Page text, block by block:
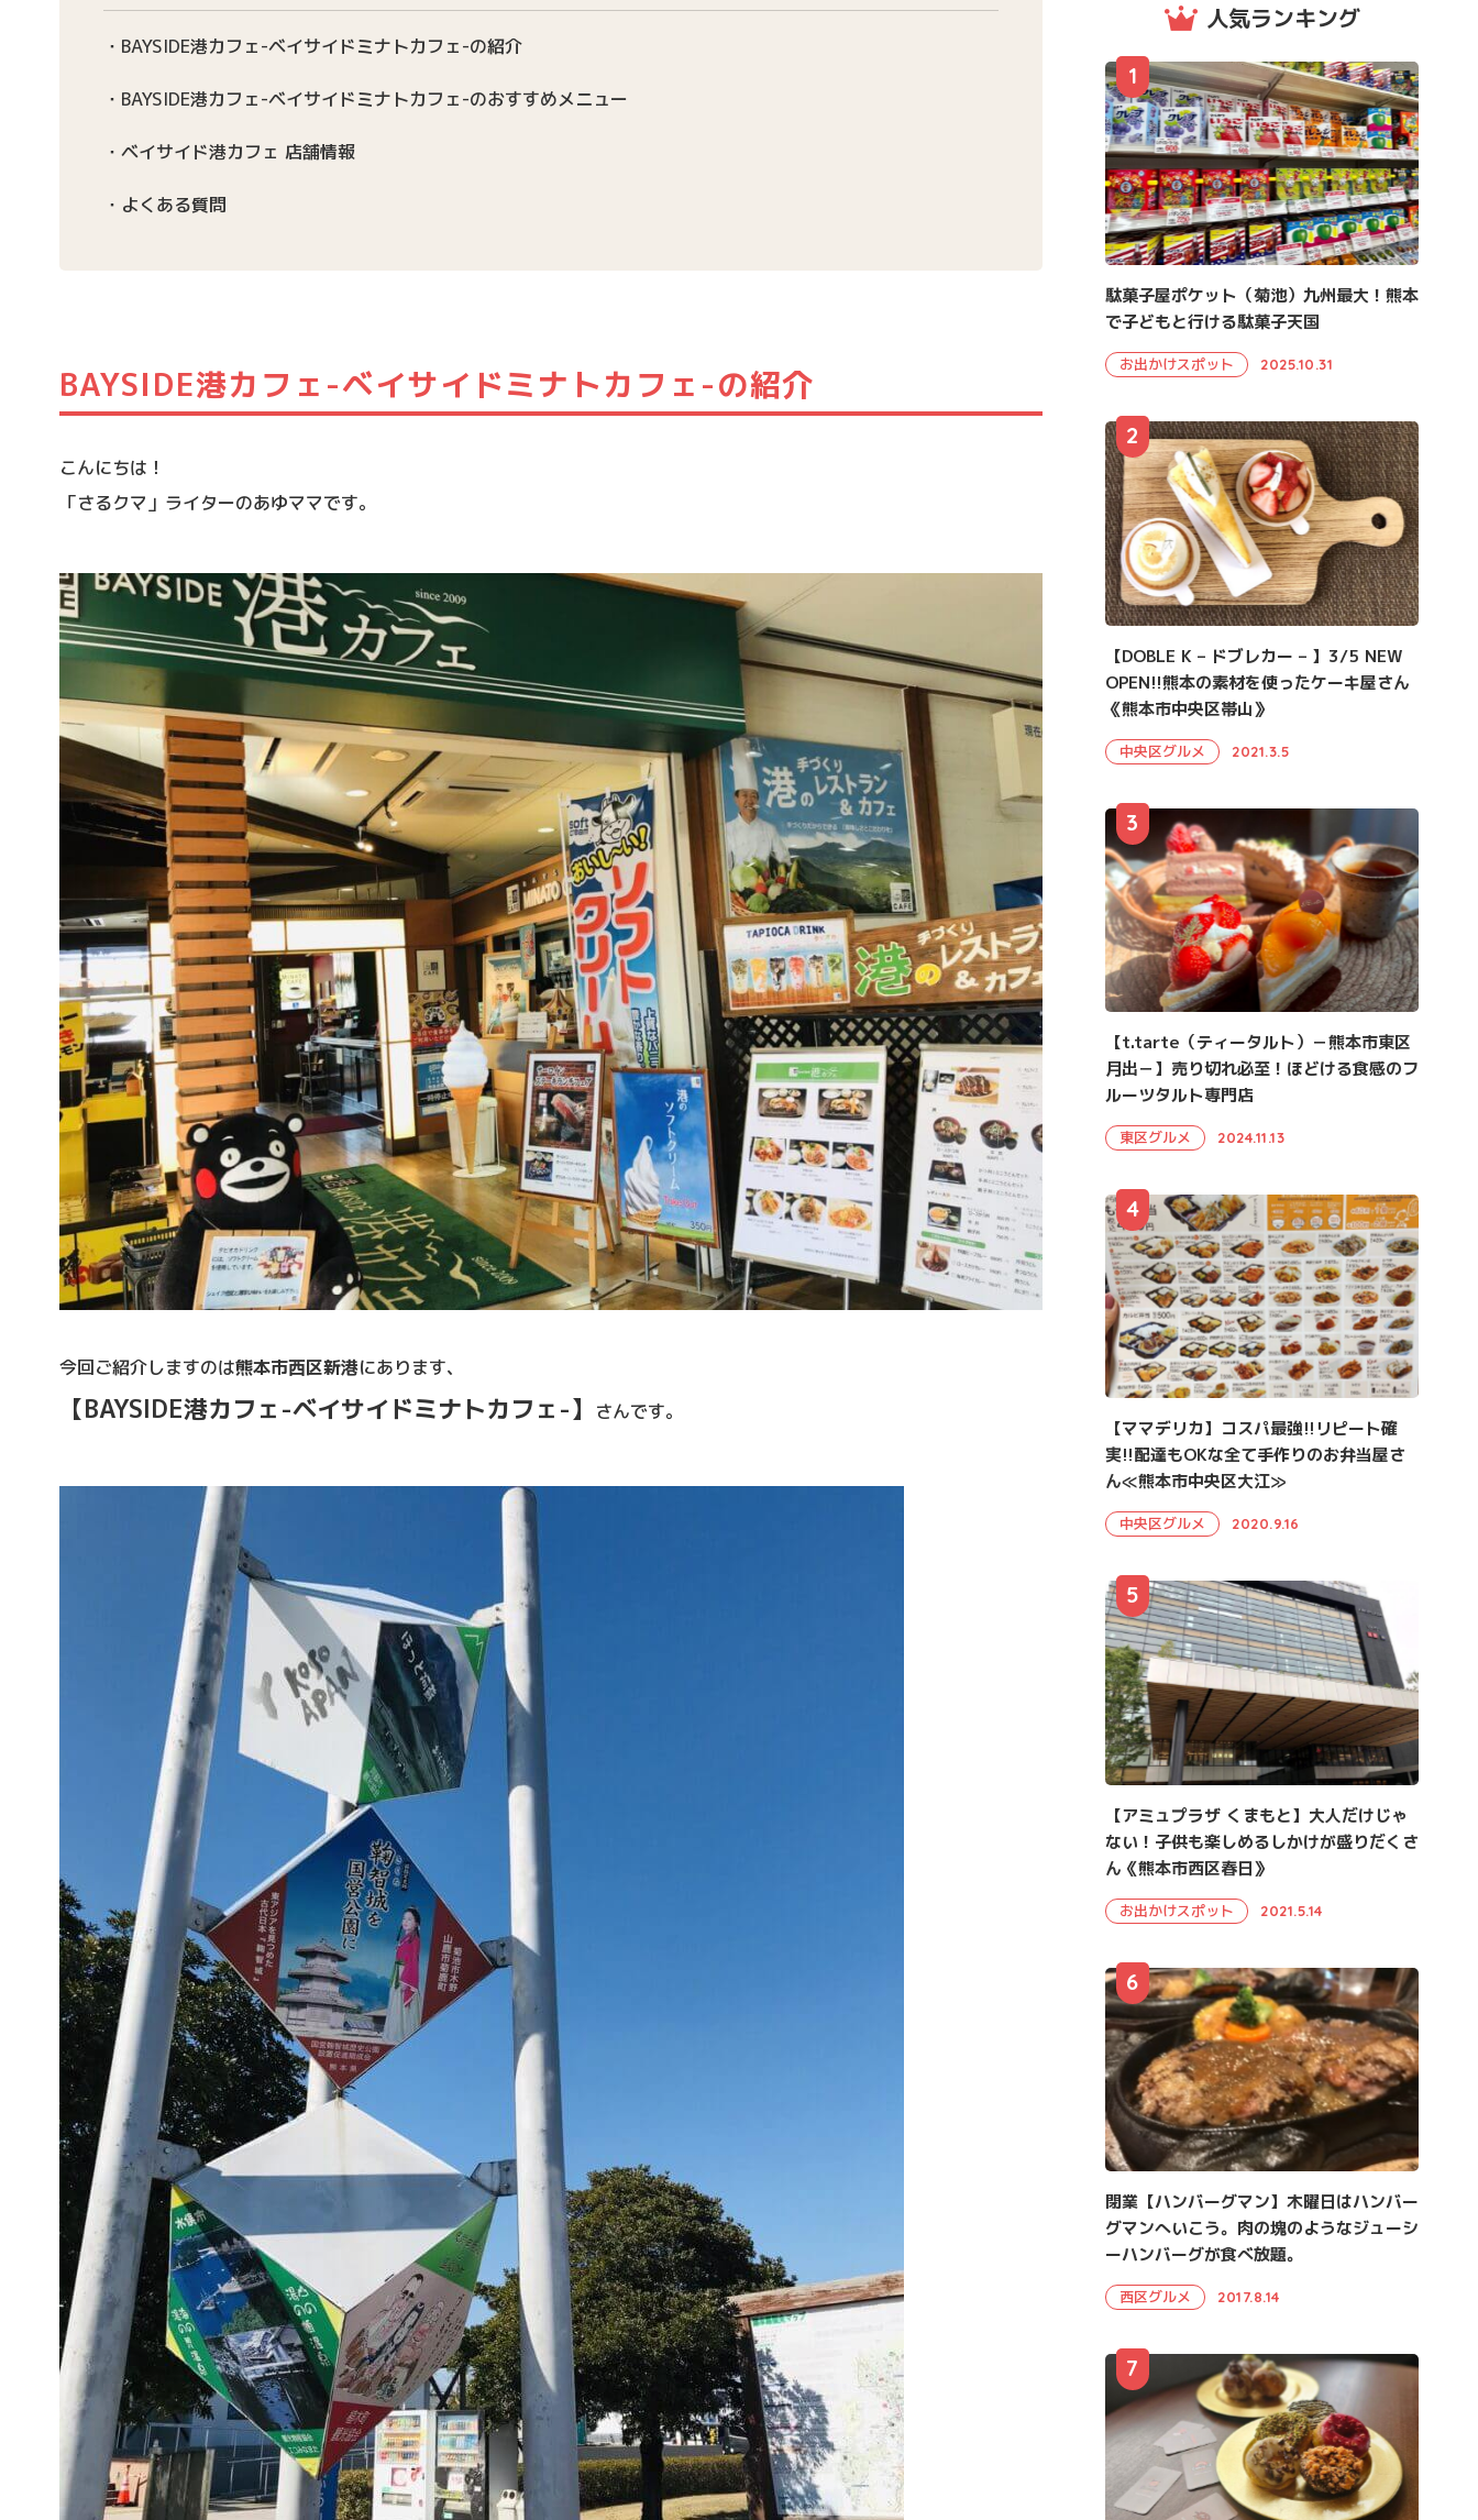
BAYSIDE港カフェ-ベイサイドミナトカフェ-の紹介
BAYSIDE港カフェ-ベイサイドミナトカフェ-のおすすめメニュー
ベイサイド港カフェ 店舗情報
よくある質問
BAYSIDE港カフェ-ベイサイドミナトカフェ-の紹介
こんにちは！
「さるクマ」ライターのあゆママです。
今回ご紹介しますのは熊本市西区新港にあります、
【BAYSIDE港カフェ-ベイサイドミナトカフェ-】 さんです。
人気ランキング
駄菓子屋ポケット（菊池）九州最大！熊本
で子どもと行ける駄菓子天国
お出かけスポット 2025.10.31
1
【DOBLE K – ドブレカー – 】3/5 NEW
OPEN!!熊本の素材を使ったケーキ屋さん
《熊本市中央区帯山》
中央区グルメ 2021.3.5
2
【t.tarte（ティータルト）－熊本市東区
月出－】売り切れ必至！ほどける食感のフ
ルーツタルト専門店
東区グルメ 2024.11.13
3
【ママデリカ】コスパ最強!!リピート確
実!!配達もOKな全て手作りのお弁当屋さ
ん≪熊本市中央区大江≫
中央区グルメ 2020.9.16
4
【アミュプラザ くまもと】大人だけじゃ
ない！子供も楽しめるしかけが盛りだくさ
ん《熊本市西区春日》
お出かけスポット 2021.5.14
5
閉業【ハンバーグマン】木曜日はハンバー
グマンへいこう。肉の塊のようなジューシ
ーハンバーグが食べ放題。
西区グルメ 2017.8.14
6
7